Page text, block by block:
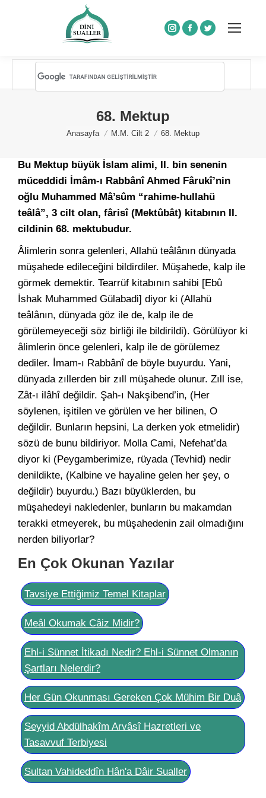
Instagram
Facebook
Twitter
68. Mektup
You are here:
Anasayfa M.M. Cilt 2 68. Mektup
Bu Mektup büyük İslam alimi, II. bin senenin
müceddidi İmâm-ı Rabbânî Ahmed Fârukî’nin
oğlu Muhammed Mâ’sûm “rahime-hullahü
teâlâ”, 3 cilt olan, fârisî (Mektûbât) kitabının II.
cildinin 68. mektubudur.
Âlimlerin sonra gelenleri, Allahü teâlânın dünyada
müşahede edileceğini bildirdiler. Müşahede, kalp ile
görmek demektir. Tearrüf kitabının sahibi [Ebû
İshak Muhammed Gülabadi] diyor ki (Allahü
teâlânın, dünyada göz ile de, kalp ile de
görülemeyeceği söz birliği ile bildirildi). Görülüyor ki
âlimlerin önce gelenleri, kalp ile de görülemez
dediler. İmam-ı Rabbânî de böyle buyurdu. Yani,
dünyada zıllerden bir zıll müşahede olunur. Zıll ise,
Zât-ı ilâhî değildir. Şah-ı Nakşibend’in, (Her
söylenen, işitilen ve görülen ve her bilinen, O
değildir. Bunların hepsini, La derken yok etmelidir)
sözü de bunu bildiriyor. Molla Cami, Nefehat’da
diyor ki (Peygamberimize, rüyada (Tevhid) nedir
denildikte, (Kalbine ve hayaline gelen her şey, o
değildir) buyurdu.) Bazı büyüklerden, bu
müşahedeyi nakledenler, bunların bu makamdan
terakki etmeyerek, bu müşahedenin zail olmadığını
nerden biliyorlar?
En Çok Okunan Yazılar
Tavsiye Ettiğimiz Temel Kitaplar
Meâl Okumak Câiz Midir?
Ehl-i Sünnet İtikadı Nedir? Ehl-i Sünnet Olmanın
Şartları Nelerdir?
Her Gün Okunması Gereken Çok Mühim Bir Duâ
Seyyid Abdülhakîm Arvâsî Hazretleri ve
Tasavvuf Terbiyesi
Sultan Vahideddîn Hân'a Dâir Sualler